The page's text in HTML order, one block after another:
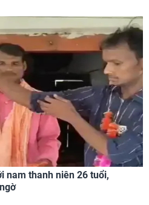
nam thanh niên 26 tuổi,